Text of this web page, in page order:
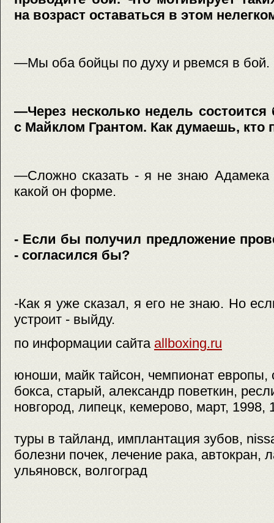
на возраст оставаться в этом
—Мы оба бойцы по духу и рвемся в бой.
—Через несколько недель
с Майклом Грантом. Как думаешь, кто
—Сложно сказать - я не знаю
какой он форме.
- Если бы получил предложение
- согласился бы?
-Как я уже сказал, я его не знаю. Но
устроит - выйду.
по информации сайта allboxing.ru
юноши, майк тайсон, чемпионат европы,
бокса, старый, александр поветкин,
новгород, липецк, кемерово, март, 1998,
туры в тайланд, имплантация зубов,
болезни почек, лечение рака, автокран,
ульяновск, волгоград